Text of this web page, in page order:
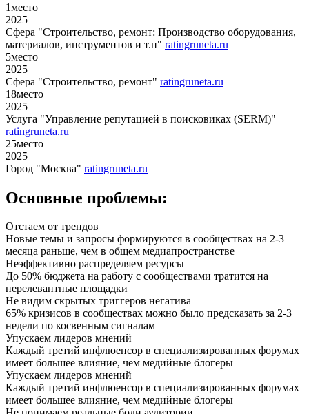
1место
2025
Сфера "Строительство, ремонт: Производство оборудования,
материалов, инструментов и т.п" ratingruneta.ru
5место
2025
Сфера "Строительство, ремонт" ratingruneta.ru
18место
2025
Услуга "Управление репутацией в поисковиках (SERM)"
ratingruneta.ru
25место
2025
Город "Москва" ratingruneta.ru
Основные проблемы:
Отстаем от трендов
Новые темы и запросы формируются в сообществах на 2-3
месяца раньше, чем в общем медиапространстве
Неэффективно распределяем ресурсы
До 50% бюджета на работу с сообществами тратится на
нерелевантные площадки
Не видим скрытых триггеров негатива
65% кризисов в сообществах можно было предсказать за 2-3
недели по косвенным сигналам
Упускаем лидеров мнений
Каждый третий инфлюенсор в специализированных форумах
имеет большее влияние, чем медийные блогеры
Упускаем лидеров мнений
Каждый третий инфлюенсор в специализированных форумах
имеет большее влияние, чем медийные блогеры